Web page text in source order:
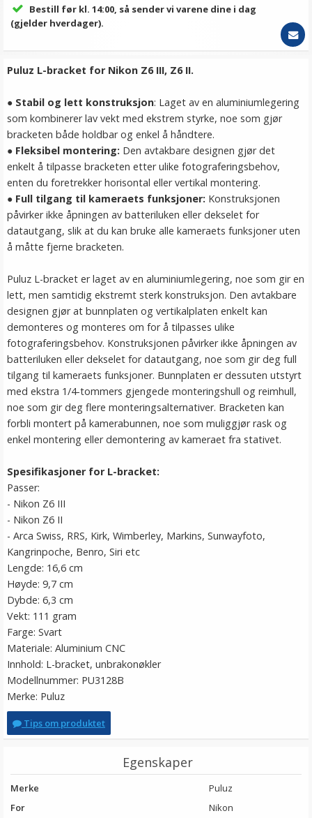
Bestill før kl. 14:00, så sender vi varene dine i dag
(gjelder hverdager).
Puluz L-bracket for Nikon Z6 III, Z6 II.
● Stabil og lett konstruksjon: Laget av en aluminiumlegering
som kombinerer lav vekt med ekstrem styrke, noe som gjør
bracketen både holdbar og enkel å håndtere.
● Fleksibel montering: Den avtakbare designen gjør det
enkelt å tilpasse bracketen etter ulike fotograferingsbehov,
enten du foretrekker horisontal eller vertikal montering.
● Full tilgang til kameraets funksjoner: Konstruksjonen
påvirker ikke åpningen av batteriluken eller dekselet for
datautgang, slik at du kan bruke alle kameraets funksjoner uten
å måtte fjerne bracketen.
Puluz L-bracket er laget av en aluminiumlegering, noe som gir en
lett, men samtidig ekstremt sterk konstruksjon. Den avtakbare
designen gjør at bunnplaten og vertikalplaten enkelt kan
demonteres og monteres om for å tilpasses ulike
fotograferingsbehov. Konstruksjonen påvirker ikke åpningen av
batteriluken eller dekselet for datautgang, noe som gir deg full
tilgang til kameraets funksjoner. Bunnplaten er dessuten utstyrt
med ekstra 1/4-tommers gjengede monteringshull og reimhull,
noe som gir deg flere monteringsalternativer. Bracketen kan
forbli montert på kamerabunnen, noe som muliggjør rask og
enkel montering eller demontering av kameraet fra stativet.
Spesifikasjoner for L-bracket:
Passer:
- Nikon Z6 III
- Nikon Z6 II
- Arca Swiss, RRS, Kirk, Wimberley, Markins, Sunwayfoto,
Kangrinpoche, Benro, Siri etc
Lengde: 16,6 cm
Høyde: 9,7 cm
Dybde: 6,3 cm
Vekt: 111 gram
Farge: Svart
Materiale: Aluminium CNC
Innhold: L-bracket, unbrakonøkler
Modellnummer: PU3128B
Merke: Puluz
Tips om produktet
Egenskaper
Merke
Puluz
For
Nikon